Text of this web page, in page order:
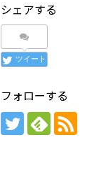
シェアする
ツイート
フォローする